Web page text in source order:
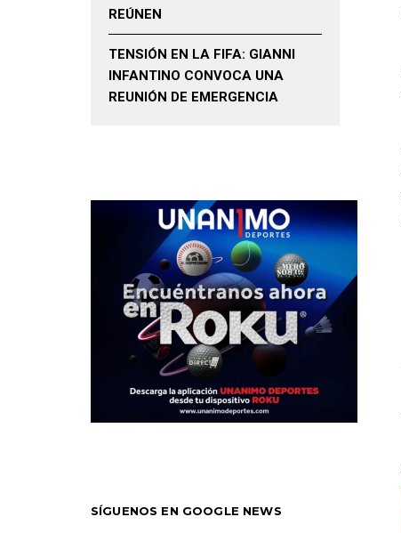
REÚNEN
TENSIÓN EN LA FIFA: GIANNI
INFANTINO CONVOCA UNA
REUNIÓN DE EMERGENCIA
SÍGUENOS EN GOOGLE NEWS